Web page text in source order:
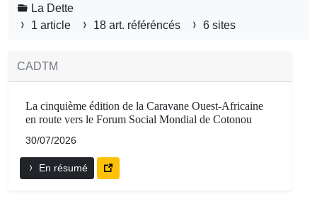
La Dette
1 article
18 art. référéncés 6 sites
CADTM
La cinquième édition de la Caravane Ouest-Africaine
en route vers le Forum Social Mondial de Cotonou
30/07/2026
En résumé